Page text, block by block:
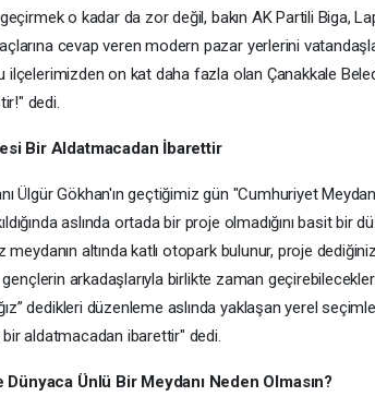
o kadar da zor değil, bakın AK Partili Biga,
cevap veren modern pazar yerlerini
on kat daha fazla olan Çanakkale
dedi.
Bir Aldatmacadan İbarettir
Ülgür Gökhan'ın geçtiğimiz gün "Cumhuriyet
aslında ortada bir proje olmadığını basit
meydanın altında katlı otopark bulunur, proje
arkadaşlarıyla birlikte zaman
dedikleri düzenleme aslında yaklaşan yerel
bir aldatmacadan ibarettir" dedi.
Dünyaca Ünlü Bir Meydanı Neden Olmasın?